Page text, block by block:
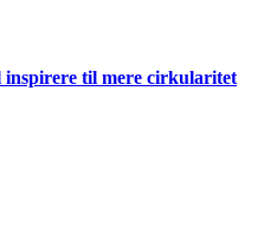
til mere cirkularitet